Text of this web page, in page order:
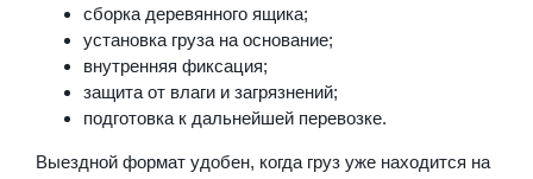
сборка деревянного ящика;
установка груза на основание;
внутренняя фиксация;
защита от влаги и загрязнений;
подготовка к дальнейшей перевозке.
Выездной формат удобен, когда груз уже находится на